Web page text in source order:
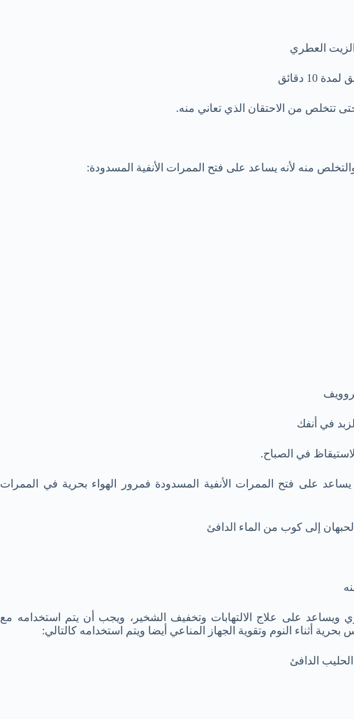
10 دقائق
تتخلص من الاحتقان الذي تعاني منه.
منه لأنه يساعد على فتح الممرات الأنفية المسدودة:
في أنفك
في الصباح.
على فتح الممرات الأنفية المسدودة فمرور الهواء بحرية في الممرات
إلى كوب من الماء الدافئ
على علاج الالتهابات وتخفيف الشخير، ويجب أن يتم استخدامه مع
أثناء النوم وتقوية الجهاز المناعي أيضا ويتم استخدامه كالتالي:
الدافئ